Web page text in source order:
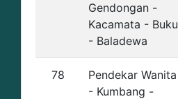
Gendongan -
Kacamata - Buku
- Baladewa
78
Pendekar Wanita
- Kumbang -